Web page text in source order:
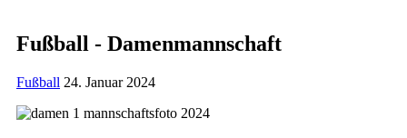
Fußball - Damenmannschaft
Fußball 24. Januar 2024